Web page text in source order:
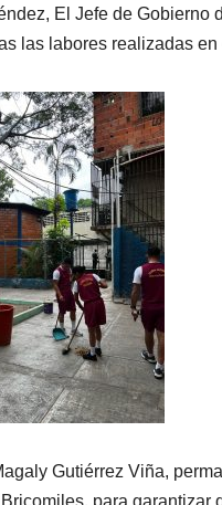
El Jefe de Gobierno
las labores realizadas
Gutiérrez Viña,
para garantizar